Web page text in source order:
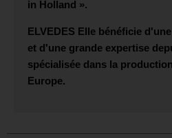
in Holland ».
ELVEDES Elle bénéficie
et d'une grande expertise
spécialisée dans la
Europe.